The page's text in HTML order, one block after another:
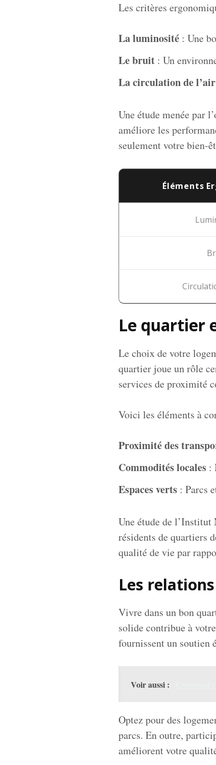
Les critères
La luminosité : Une
Le bruit : Un
La circulation de l’air
Une étude menée par
améliore les
seulement votre bien-
Éléments
Le quartier
Le choix de votre
quartier joue un rôle
services de proximité
Voici les éléments à
Proximité des
Commodités locales :
Espaces verts : Parcs
Une étude de
résidents de quartiers
qualité de vie par
Les
Vivre dans un bon
solide contribue à votre
fournissent un soutien
Voir aussi :
Optez pour des
parcs. En outre,
améliorent votre